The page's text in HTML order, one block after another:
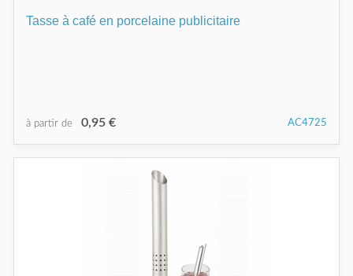
Tasse à café en porcelaine publicitaire
à partir de 0,95 € AC4725